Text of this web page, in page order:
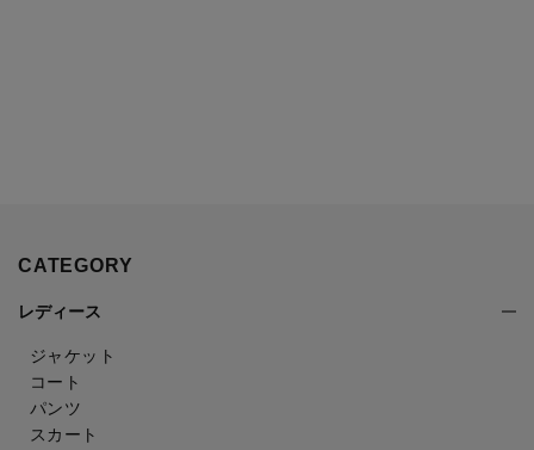
CATEGORY
レディース
ジャケット
コート
パンツ
スカート